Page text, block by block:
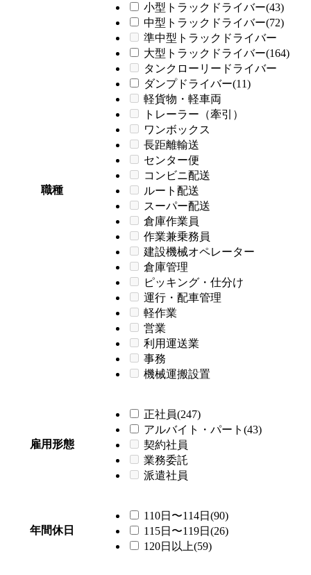
職種
小型トラックドライバー(43)
中型トラックドライバー(72)
準中型トラックドライバー
大型トラックドライバー(164)
タンクローリードライバー
ダンプドライバー(11)
軽貨物・軽車両
トレーラー（牽引）
ワンボックス
長距離輸送
センター便
コンビニ配送
ルート配送
スーパー配送
倉庫作業員
作業兼乗務員
建設機械オペレーター
倉庫管理
ピッキング・仕分け
運行・配車管理
軽作業
営業
利用運送業
事務
機械運搬設置
雇用形態
正社員(247)
アルバイト・パート(43)
契約社員
業務委託
派遣社員
年間休日
110日〜114日(90)
115日〜119日(26)
120日以上(59)